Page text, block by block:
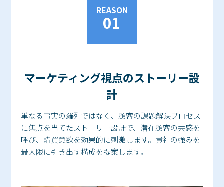
REASON
01
マーケティング視点のストーリー設
計
単なる事実の羅列ではなく、顧客の課題解決プロセス
に焦点を当てたストーリー設計で、潜在顧客の共感を
呼び、購買意欲を効果的に刺激します。貴社の強みを
最大限に引き出す構成を提案します。